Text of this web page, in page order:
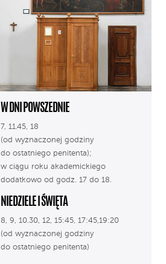
W DNI POWSZEDNIE
7, 11.45, 18
(od wyznaczonej godziny
do ostatniego penitenta);
w ciągu roku akademickiego
dodatkowo od godz. 17 do 18.
NIEDZIELE I ŚWIĘTA
8, 9, 10.30, 12, 15:45, 17:45,19:20
(od wyznaczonej godziny
do ostatniego penitenta)